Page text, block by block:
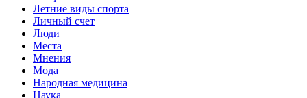
Летние виды спорта
Личный счет
Люди
Места
Мнения
Мода
Народная медицина
Наука